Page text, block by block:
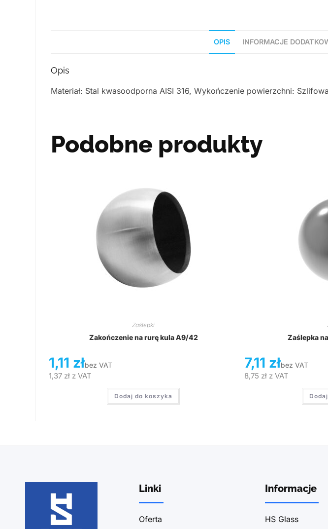
OPIS INFORMACJE
Opis
Materiał: Stal kwasoodporna AISI 316, Wykończenie powierzchni:
Podobne produkty
Zaślepki
Zakończenie na rurę kula A9/42
1,11 złbez VAT
1,37 zł z VAT
Dodaj do koszyka
Zaślepka
7,11 złbez VAT
8,75 złz VAT
Linki
Oferta
Informacje
HS Glass